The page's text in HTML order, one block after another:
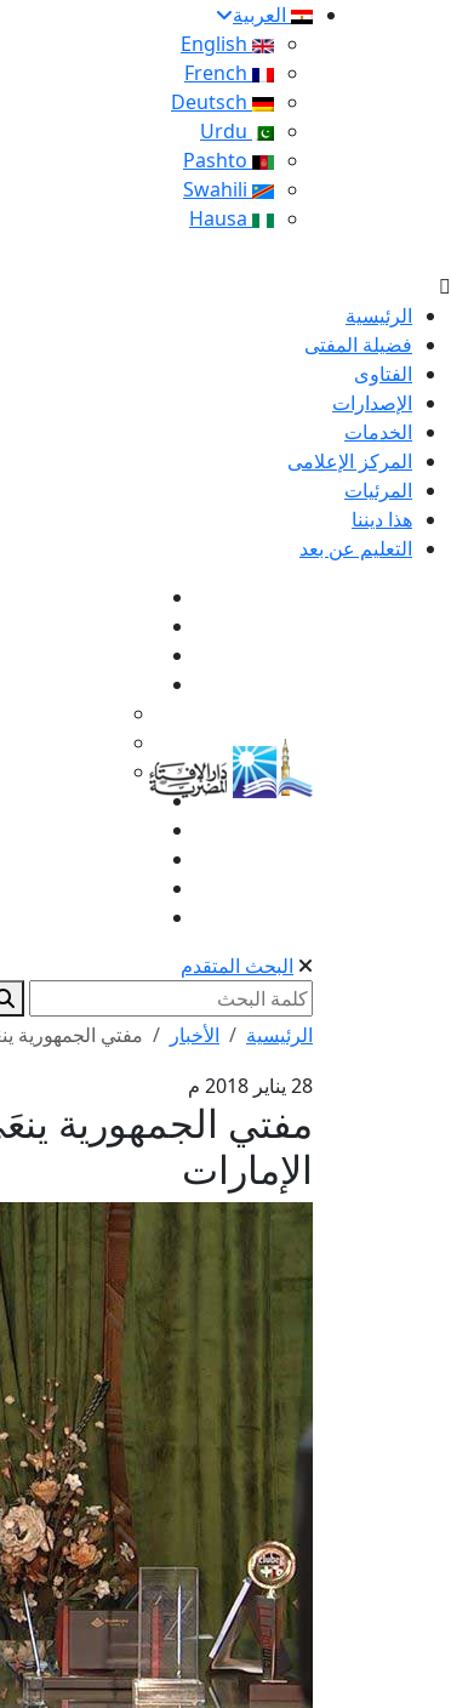
العربية
الرئيسية
فضيلة المفتى
الفتاوى
الإصدارات
الخدمات
المركز الإعلامى
المرئيات
هذا ديننا
التعليم عن بعد
البحث المتقدم
الرئيسية الأخبار
مفتي الجمهورية
28 يناير 2018 م
مفتي الجمهورية
الإمارات